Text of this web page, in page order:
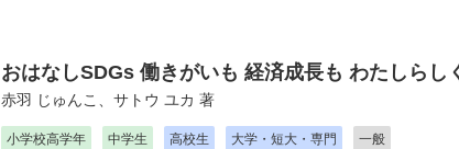
おはなしSDGs 働きがいも 経済成長も わたしらし
赤羽 じゅんこ サトウ ユカ 著
小学校高学年 中学生 高校生 大学・短大・専門 一般